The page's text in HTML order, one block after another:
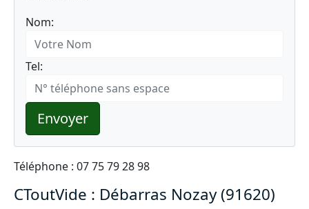
Nom:
Tel:
Envoyer
Téléphone : 07 75 79 28 98
CToutVide : Débarras Nozay (91620)